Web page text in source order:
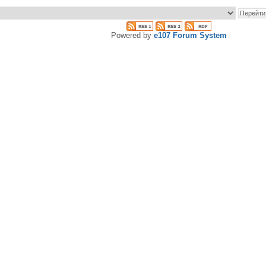
Powered by e107 Forum System